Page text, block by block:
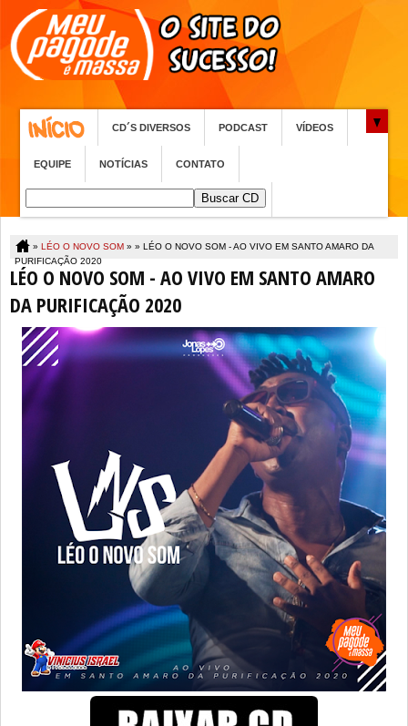
CD´S DIVERSOS PODCAST VÍDEOS
EQUIPE NOTÍCIAS CONTATO
» LÉO O NOVO SOM » » LÉO O NOVO SOM - AO VIVO EM SANTO AMARO DA
PURIFICAÇÃO 2020
LÉO O NOVO SOM - AO VIVO EM SANTO AMARO
DA PURIFICAÇÃO 2020